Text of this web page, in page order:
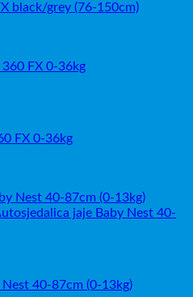
black/grey (76-150cm)
FX 0-36kg
40-87cm (0-13kg)